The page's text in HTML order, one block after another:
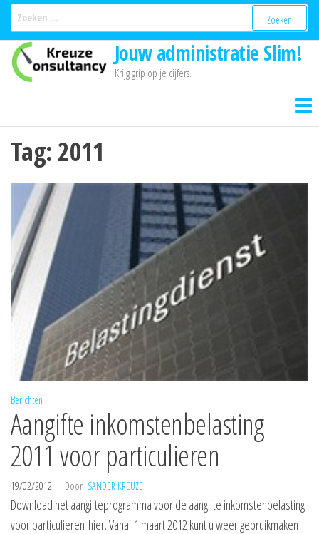
Ga
naar
inhoud
Jouw administratie Slim!
Krijg grip op je cijfers.
Tag: 2011
Berichten
Aangifte inkomstenbelasting
2011 voor particulieren
19/02/2012 Door SANDER KREUZE
Download het aangifteprogramma voor de aangifte inkomstenbelasting
voor particulieren hier. Vanaf 1 maart 2012 kunt u weer gebruikmaken